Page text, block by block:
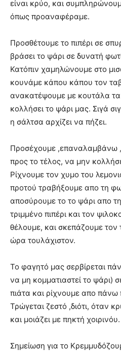
είναι κρύο, και
όπως προαναφέραμε.
Προσθέτουμε το πιπέρι σε
βράσει το ψάρι σε δυνατή
Κατόπιν χαμηλώνουμε στο
κουνάμε κάπου κάπου τον
ανακατέψουμε με κουτάλα τα
κολλήσει το ψάρι μας. Σιγά
η σάλτσα αρχίζει να πήζει.
Προσέχουμε ,επαναλαμβάνω ,
προς το τέλος, να μην
Ρίχνουμε τον χυμο του
προτού τραβήξουμε απο τη
αποσύρουμε το το ψάρι απο
τριμμένο πιπέρι και τον
θέλουμε, και σκεπάζουμε τον
ώρα τουλάχιστον.
Το φαγητό μας σερβίρεται
να μη κομματιαστεί το ψάρι)
πιάτα και ρίχνουμε απο πάνω
Τρώγεται ζεστό ,διότι, όταν
και μοιάζει με πηκτή χοιρινόυ.
Σημείωση για το